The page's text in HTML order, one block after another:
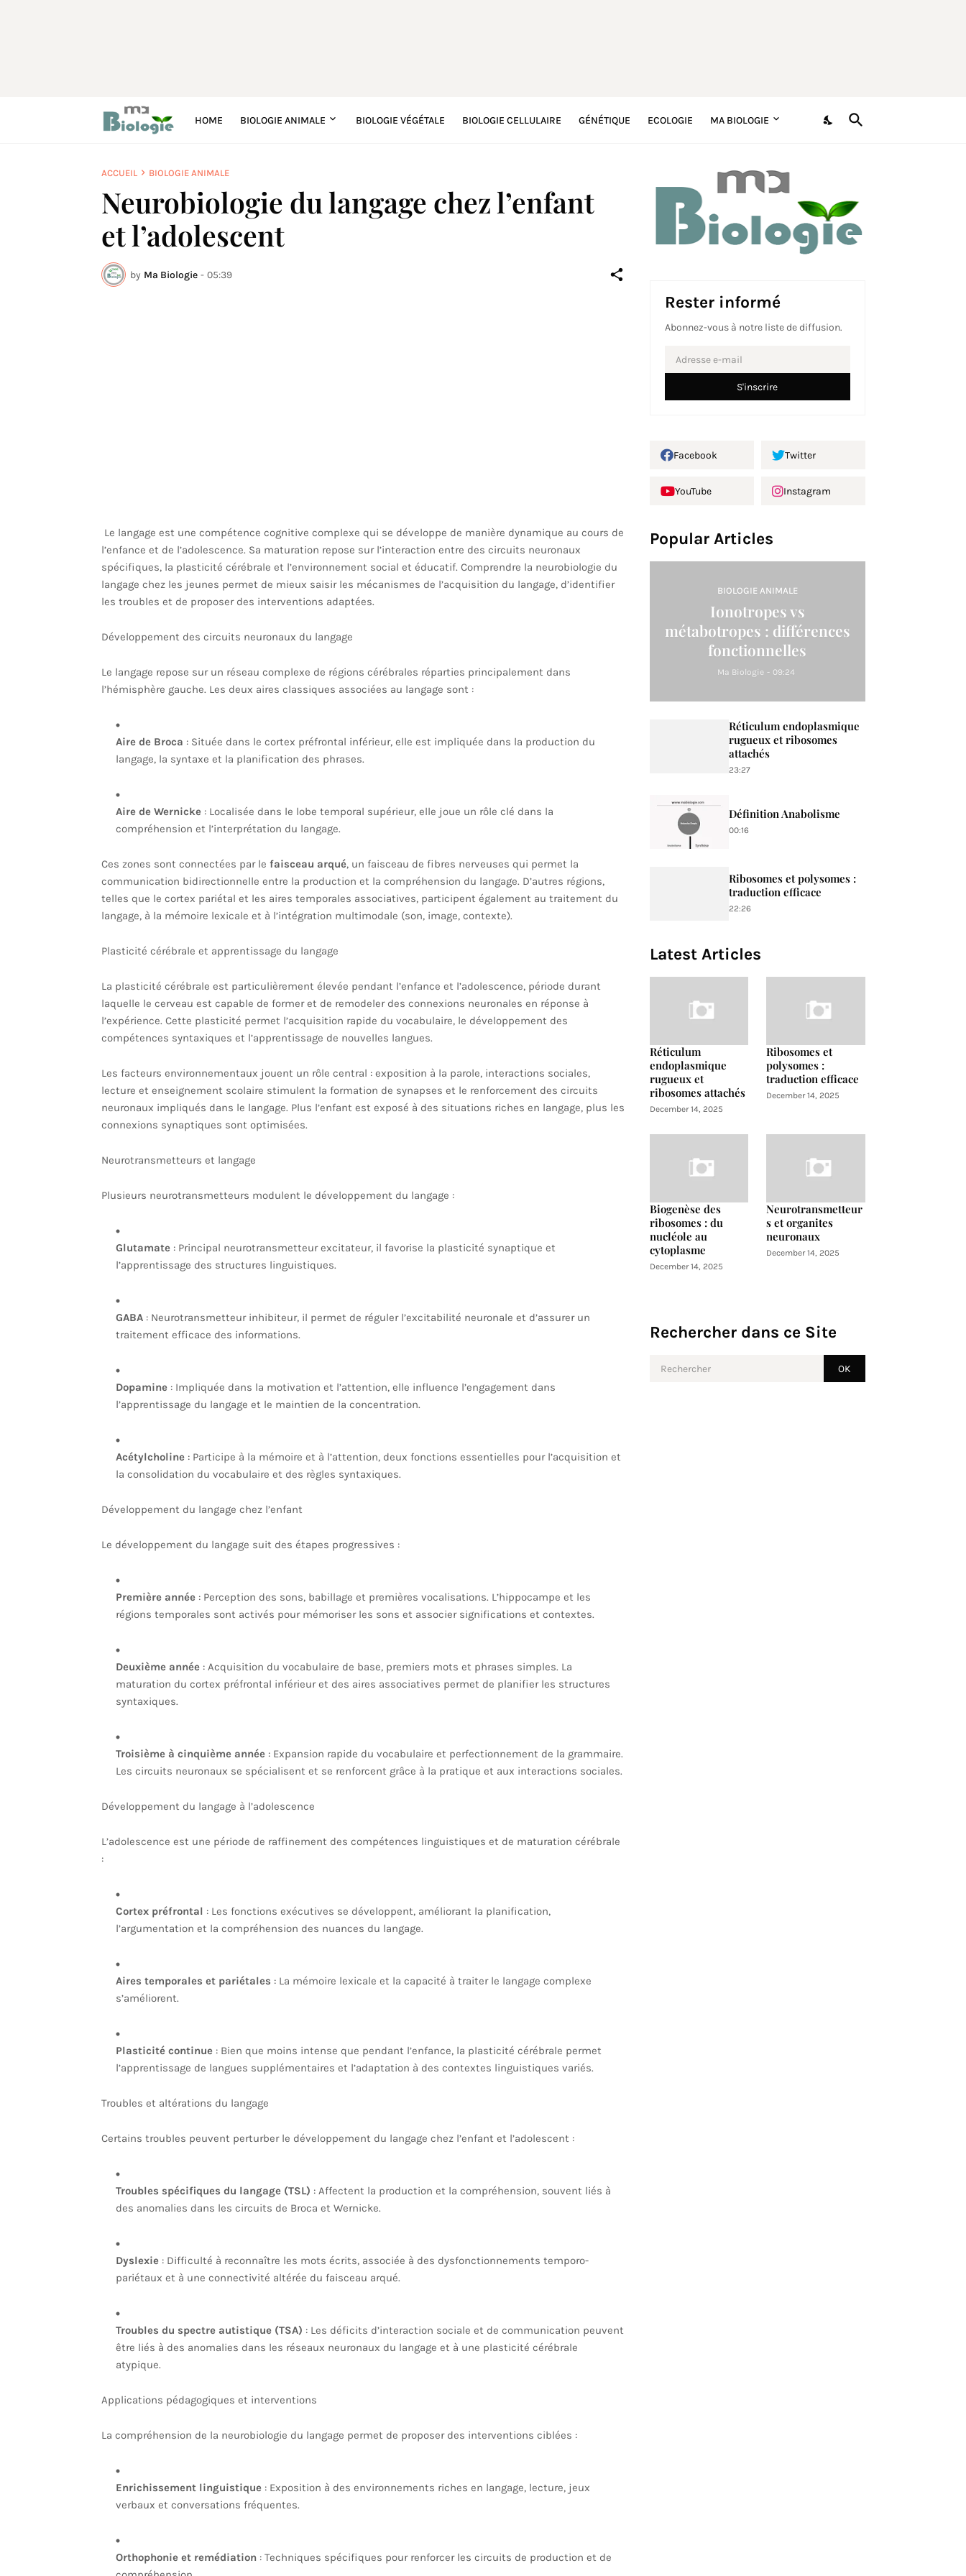
HOME BIOLOGIE ANIMALE BIOLOGIE VÉGÉTALE BIOLOGIE CELLULAIRE GÉNÉTIQUE ECOLOGIE MA BIOLOGIE
ACCUEIL BIOLOGIE ANIMALE
Neurobiologie du langage chez l’enfant
et l’adolescent
by Ma Biologie - 05:39
Le langage est une compétence cognitive complexe qui se développe de manière dynamique au cours de
l’enfance et de l’adolescence. Sa maturation repose sur l’interaction entre des circuits neuronaux
spécifiques, la plasticité cérébrale et l’environnement social et éducatif. Comprendre la neurobiologie du
langage chez les jeunes permet de mieux saisir les mécanismes de l’acquisition du langage, d’identifier
les troubles et de proposer des interventions adaptées.
Développement des circuits neuronaux du langage
Le langage repose sur un réseau complexe de régions cérébrales réparties principalement dans
l’hémisphère gauche. Les deux aires classiques associées au langage sont :
Aire de Broca : Située dans le cortex préfrontal inférieur, elle est impliquée dans la production du
langage, la syntaxe et la planification des phrases.
Aire de Wernicke: Localisée dans le lobe temporal supérieur, elle joue un rôle clé dans la
compréhension et l’interprétation du langage.
Ces zones sont connectées par le faisceau arqué, un faisceau de fibres nerveuses qui permet la
communication bidirectionnelle entre la production et la compréhension du langage. D’autres régions,
telles que le cortex pariétal et les aires temporales associatives, participent également au traitement du
langage, à la mémoire lexicale et à l’intégration multimodale (son, image, contexte).
Plasticité cérébrale et apprentissage du langage
La plasticité cérébrale est particulièrement élevée pendant l’enfance et l’adolescence, période durant
laquelle le cerveau est capable de former et de remodeler des connexions neuronales en réponse à
l’expérience. Cette plasticité permet l’acquisition rapide du vocabulaire, le développement des
compétences syntaxiques et l’apprentissage de nouvelles langues.
Les facteurs environnementaux jouent un rôle central : exposition à la parole, interactions sociales,
lecture et enseignement scolaire stimulent la formation de synapses et le renforcement des circuits
neuronaux impliqués dans le langage. Plus l’enfant est exposé à des situations riches en langage, plus les
connexions synaptiques sont optimisées.
Neurotransmetteurs et langage
Plusieurs neurotransmetteurs modulent le développement du langage :
Glutamate: Principal neurotransmetteur excitateur, il favorise la plasticité synaptique et
l’apprentissage des structures linguistiques.
GABA: Neurotransmetteur inhibiteur, il permet de réguler l’excitabilité neuronale et d’assurer un
traitement efficace des informations.
Dopamine: Impliquée dans la motivation et l’attention, elle influence l’engagement dans
l’apprentissage du langage et le maintien de la concentration.
Acétylcholine: Participe à la mémoire et à l’attention, deux fonctions essentielles pour l’acquisition et
la consolidation du vocabulaire et des règles syntaxiques.
Développement du langage chez l’enfant
Le développement du langage suit des étapes progressives :
Première année: Perception des sons, babillage et premières vocalisations. L’hippocampe et les
régions temporales sont activés pour mémoriser les sons et associer significations et contextes.
Deuxième année: Acquisition du vocabulaire de base, premiers mots et phrases simples. La
maturation du cortex préfrontal inférieur et des aires associatives permet de planifier les structures
syntaxiques.
Troisième à cinquième année: Expansion rapide du vocabulaire et perfectionnement de la grammaire.
Les circuits neuronaux se spécialisent et se renforcent grâce à la pratique et aux interactions sociales.
Développement du langage à l’adolescence
L’adolescence est une période de raffinement des compétences linguistiques et de maturation cérébrale
:
Cortex préfrontal : Les fonctions exécutives se développent, améliorant la planification,
l’argumentation et la compréhension des nuances du langage.
Aires temporales et pariétales : La mémoire lexicale et la capacité à traiter le langage complexe
s’améliorent.
Plasticité continue: Bien que moins intense que pendant l’enfance, la plasticité cérébrale permet
l’apprentissage de langues supplémentaires et l’adaptation à des contextes linguistiques variés.
Troubles et altérations du langage
Certains troubles peuvent perturber le développement du langage chez l’enfant et l’adolescent :
Troubles spécifiques du langage (TSL) : Affectent la production et la compréhension, souvent liés à
des anomalies dans les circuits de Broca et Wernicke.
Dyslexie: Difficulté à reconnaître les mots écrits, associée à des dysfonctionnements temporo-
pariétaux et à une connectivité altérée du faisceau arqué.
Troubles du spectre autistique (TSA) : Les déficits d’interaction sociale et de communication peuvent
être liés à des anomalies dans les réseaux neuronaux du langage et à une plasticité cérébrale
atypique.
Applications pédagogiques et interventions
La compréhension de la neurobiologie du langage permet de proposer des interventions ciblées :
Enrichissement linguistique: Exposition à des environnements riches en langage, lecture, jeux
verbaux et conversations fréquentes.
Orthophonie et remédiation: Techniques spécifiques pour renforcer les circuits de production et de
Rester informé
Abonnez-vous à notre liste de diffusion.
Facebook Twitter
YouTube Instagram
Popular Articles
BIOLOGIE ANIMALE
Ionotropes vs
métabotropes : différences
fonctionnelles
Ma Biologie - 09:24
Réticulum endoplasmique
rugueux et ribosomes
attachés
23:27
Définition Anabolisme
00:16
Ribosomes et polysomes :
traduction efficace
22:26
Latest Articles
Réticulum
endoplasmique
rugueux et
ribosomes attachés
December 14, 2025
Ribosomes et
polysomes :
traduction efficace
December 14, 2025
Biogenèse des
ribosomes : du
nucléole au
cytoplasme
December 14, 2025
Neurotransmetteur
s et organites
neuronaux
December 14, 2025
Rechercher dans ce Site